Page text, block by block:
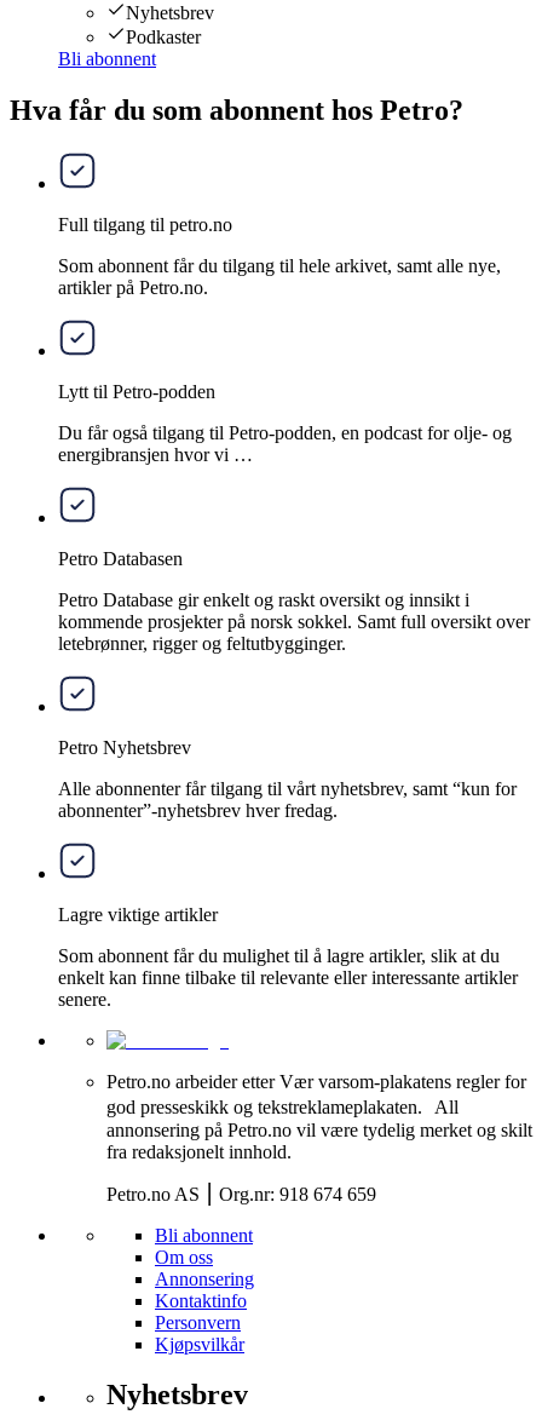
Nyhetsbrev
Podkaster
Bli abonnent
Hva får du som abonnent hos Petro?
Full tilgang til petro.no
Som abonnent får du tilgang til hele arkivet, samt alle nye,
artikler på Petro.no.
Lytt til Petro-podden
Du får også tilgang til Petro-podden, en podcast for olje- og
energibransjen hvor vi …
Petro Databasen
Petro Database gir enkelt og raskt oversikt og innsikt i
kommende prosjekter på norsk sokkel. Samt full oversikt over
letebrønner, rigger og feltutbygginger.
Petro Nyhetsbrev
Alle abonnenter får tilgang til vårt nyhetsbrev, samt “kun for
abonnenter”-nyhetsbrev hver fredag.
Lagre viktige artikler
Som abonnent får du mulighet til å lagre artikler, slik at du
enkelt kan finne tilbake til relevante eller interessante artikler
senere.
Petro.no arbeider etter Vær varsom-plakatens regler for
god presseskikk og tekstreklameplakaten. All
annonsering på Petro.no vil være tydelig merket og skilt
fra redaksjonelt innhold.
Petro.no AS ⎮ Org.nr: 918 674 659
Bli abonnent
Om oss
Annonsering
Kontaktinfo
Personvern
Kjøpsvilkår
Nyhetsbrev